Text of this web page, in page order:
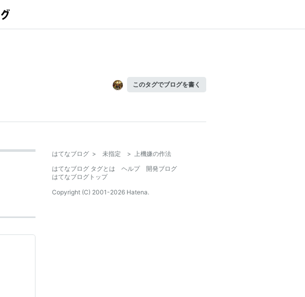
このタグでブログを書く
はてなブログ > 未指定 > 上機嫌の作法
はてなブログ タグとは
ヘルプ
開発ブログ
はてなブログトップ
Copyright (C) 2001-2026 Hatena.